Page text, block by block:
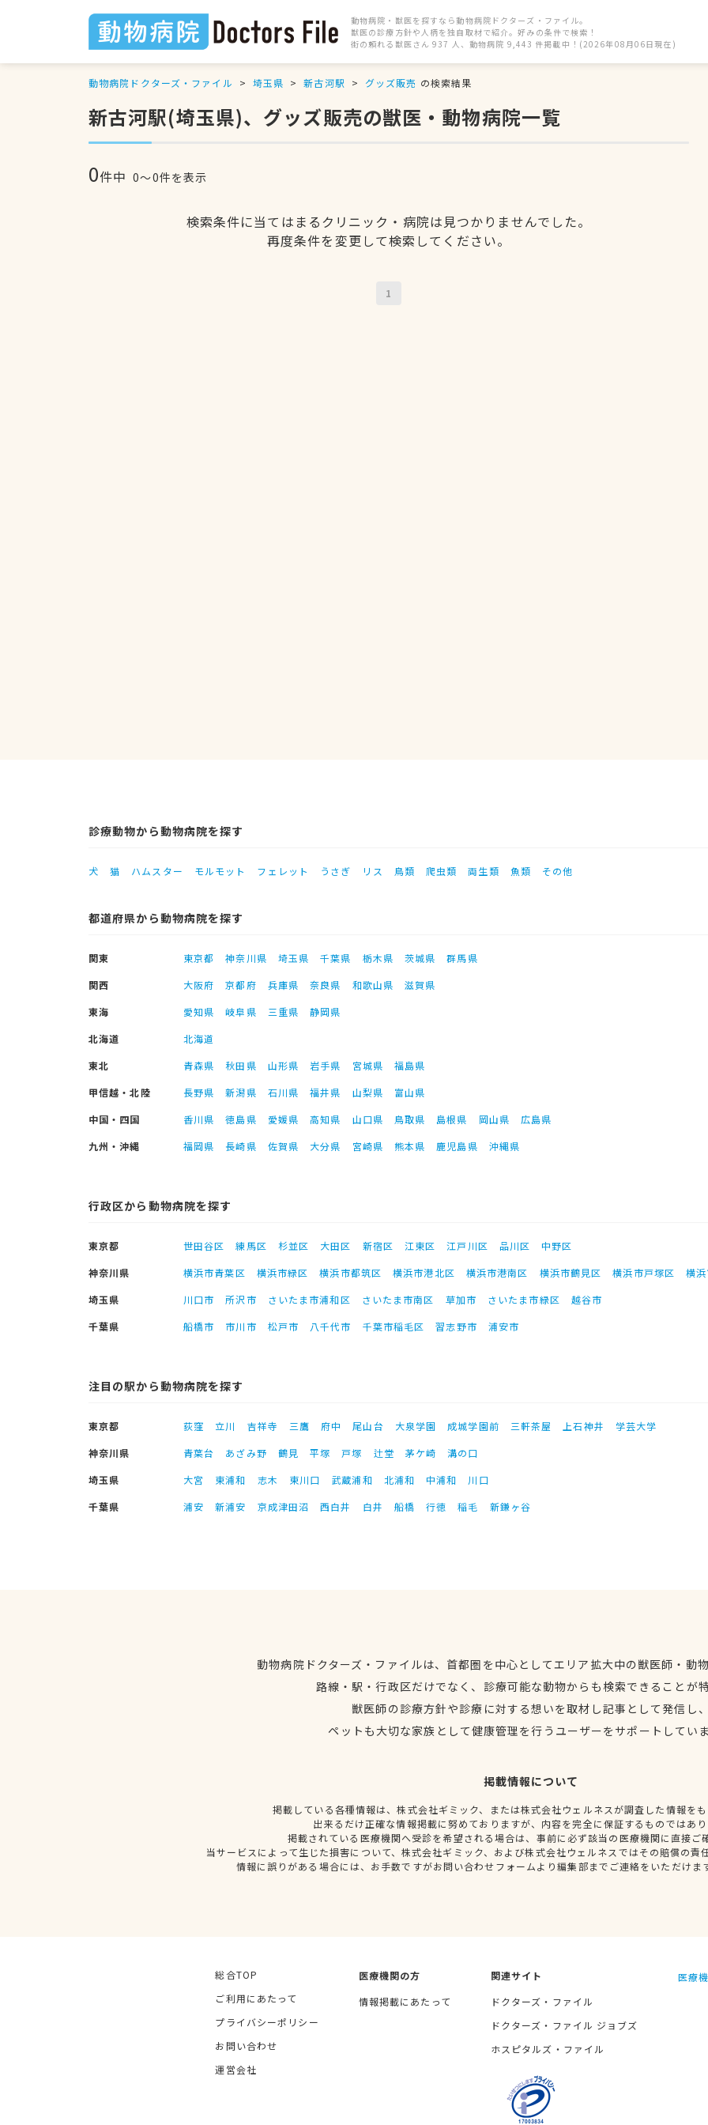
動物病院・獣医を探すなら動物病院ドクターズ・ファイル。
獣医の診療方針や人柄を独自取材で紹介。好みの条件で検索！
街の頼れる獣医さん 937 人、動物病院 9,443 件掲載中！(2026年08月06日現在)
動物病院ドクターズ・ファイル 埼玉県 新古河駅 グッズ販売 の検索結果
新古河駅(埼玉県)、グッズ販売の獣医・動物病院一覧
0件中 0〜0件を表示
検索条件に当てはまるクリニック・病院は見つかりませんでした。
再度条件を変更して検索してください。
1
診療動物から動物病院を探す
犬 猫 ハムスター モルモット フェレット うさぎ リス 鳥類 爬虫類 両生類 魚類 その他
都道府県から動物病院を探す
関東 東京都 神奈川県 埼玉県 千葉県 栃木県 茨城県
群馬県
関西
大阪府 京都府 兵庫県 奈良県 和歌山県
滋賀県
東海
愛知県 岐阜県 三重県
静岡県
北海道
北海道
東北
青森県 秋田県 山形県 岩手県 宮城県
福島県
甲信越・北陸
長野県 新潟県 石川県 福井県 山梨県
富山県
中国・四国
香川県 徳島県 愛媛県 高知県 山口県 鳥取県 島根県 岡山県
広島県
九州・沖縄
福岡県 長崎県 佐賀県 大分県 宮崎県 熊本県 鹿児島県 沖縄県
行政区から動物病院を探す
東京都 世田谷区 練馬区 杉並区 大田区 新宿区 江東区 江戸川区 品川区
中野区
神奈川県
横浜市青葉区 横浜市緑区 横浜市都筑区 横浜市港北区 横浜市港南区 横浜市鶴見区 横浜市戸塚区
横
埼玉県
川口市 所沢市 さいたま市浦和区 さいたま市南区 草加市 さいたま市緑区
越谷市
千葉県
船橋市 市川市 松戸市 八千代市 千葉市稲毛区 習志野市 浦安市
注目の駅から動物病院を探す
東京都 荻窪 立川 吉祥寺 三鷹 府中 尾山台 大泉学園 成城学園前 三軒茶屋 上石神井
学芸大学
神奈川県
青葉台 あざみ野 鶴見 平塚 戸塚 辻堂 茅ケ崎
溝の口
埼玉県
大宮 東浦和 志木 東川口 武蔵浦和 北浦和 中浦和
川口
千葉県
浦安 新浦安 京成津田沼 西白井 白井 船橋 行徳 稲毛 新鎌ヶ谷
動物病院ドクターズ・ファイルは、首都圏を中心としてエリア拡大中の獣医師・動
路線・駅・行政区だけでなく、診療可能な動物からも検索できることが
獣医師の診療方針や診療に対する想いを取材し記事として発信し
ペットも大切な家族として健康管理を行うユーザーをサポートしてい
掲載情報について
掲載している各種情報は、株式会社ギミック、または株式会社ウェルネスが調査した情報を
出来るだけ正確な情報掲載に努めておりますが、内容を完全に保証するものではあ
掲載されている医療機関へ受診を希望される場合は、事前に必ず該当の医療機関に直接ご
当サービスによって生じた損害について、株式会社ギミック、および株式会社ウェルネスではその賠償の責
情報に誤りがある場合には、お手数ですがお問い合わせフォームより編集部までご連絡をいただけま
総合TOP
ご利用にあたって
プライバシーポリシー
お問い合わせ
運営会社
医療機関の方
情報掲載にあたって
関連サイト
ドクターズ・ファイル
ドクターズ・ファイル ジョブズ
ホスピタルズ・ファイル
医療